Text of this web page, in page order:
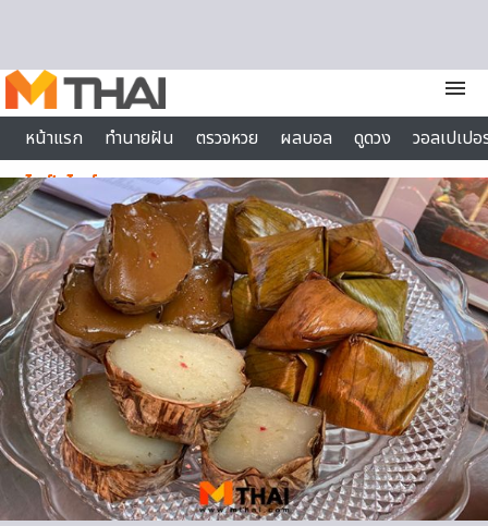
menu
หน้าแรก
ทำนายฝัน ตรวจหวย ผลบอล ดูดวง
วอลเปเป
ไลฟ์สไตล์